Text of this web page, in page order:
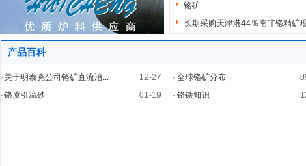
铬矿
长期采购天津港44％南非铬精矿
产品百科
· 关于明泰克公司铬矿直流冶...
12-27
·铬质引流砂 01-19
· 全球铬矿分布
· 铬铁知识